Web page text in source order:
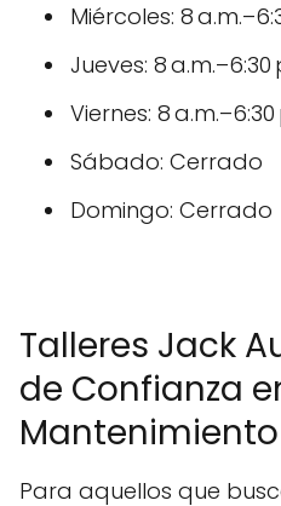
Miércoles: 8
Jueves: 8 a.m.–6:30
Viernes: 8 a.m.–6:30
Sábado: Cerrado
Domingo: Cerrado
Talleres Jack
de Confianza
Para aquellos que